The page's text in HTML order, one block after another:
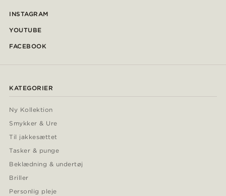
INSTAGRAM
YOUTUBE
FACEBOOK
KATEGORIER
Ny Kollektion
Smykker & Ure
Til jakkesættet
Tasker & punge
Beklædning & undertøj
Briller
Personlig pleje